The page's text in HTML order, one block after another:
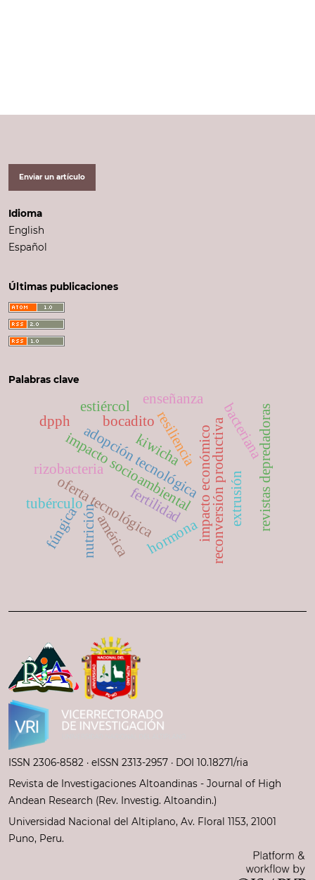
Enviar un artículo
Idioma
English
Español
Últimas publicaciones
Palabras clave
adopción tecnológica
oferta tecnológica impacto económico
impacto socioambiental
resiliencia reconversión productiva
rizobacteria
nutrición
tubérculo
hormona
kiwicha
bocadito
extrusión
estiércol bacteriana
fúngica fertilidad
enseñanza
dpph
américa
revistas depredadoras
ISSN 2306-8582 · eISSN 2313-2957 · DOI 10.18271/ria
Revista de Investigaciones Altoandinas - Journal of High
Andean Research (Rev. Investig. Altoandin.)
Universidad Nacional del Altiplano, Av. Floral 1153, 21001
Puno, Peru.